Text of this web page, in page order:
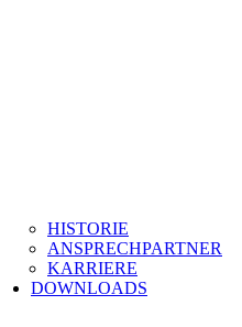
HISTORIE
ANSPRECHPARTNER
KARRIERE
DOWNLOADS